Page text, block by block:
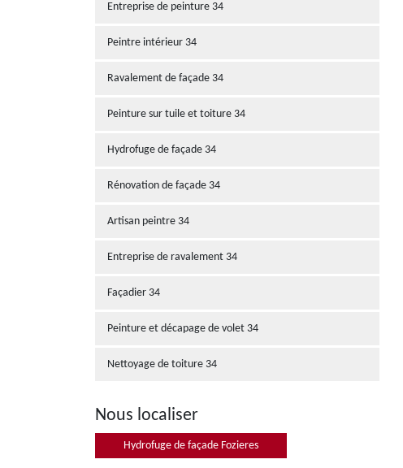
Entreprise de peinture 34
Peintre intérieur 34
Ravalement de façade 34
Peinture sur tuile et toiture 34
Hydrofuge de façade 34
Rénovation de façade 34
Artisan peintre 34
Entreprise de ravalement 34
Façadier 34
Peinture et décapage de volet 34
Nettoyage de toiture 34
Nous localiser
Hydrofuge de façade Fozieres